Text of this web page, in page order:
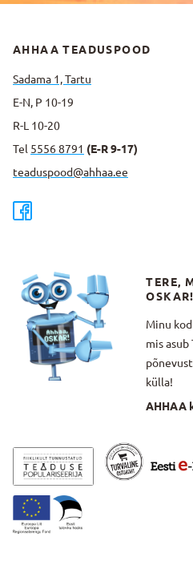
AHHAA TEADUSPOOD
Sadama 1, Tartu
E-N, P 10-19
R-L 10-20
Tel 5556 8791 (E-R 9-17)
teaduspood@ahhaa.ee
TERE,
OSKAR!
Minu
mis asub
külla!
AHHAA